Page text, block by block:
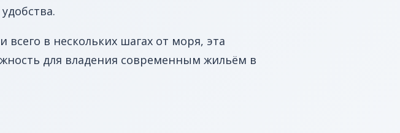
в нескольких шагах от моря, эта
для владения современным жильём в